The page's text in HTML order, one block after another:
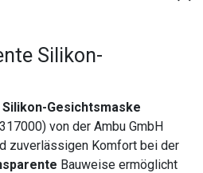
Silikon-
Gesichtsmaske
von der Ambu GmbH
zuverlässigen Komfort bei der
Bauweise ermöglicht